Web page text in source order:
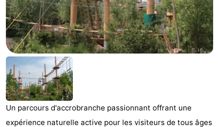
Chambre
d'hôtes
Chaumières
-
Breeduyn
Village
-
Hippodroom
Hôtels
Un parcours d'accrobranche passionnant offrant une
expérience naturelle active pour les visiteurs de tous âges